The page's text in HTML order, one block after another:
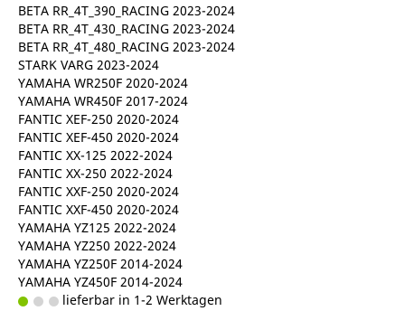
BETA RR_4T_390_RACING 2023-2024
BETA RR_4T_430_RACING 2023-2024
BETA RR_4T_480_RACING 2023-2024
STARK VARG 2023-2024
YAMAHA WR250F 2020-2024
YAMAHA WR450F 2017-2024
FANTIC XEF-250 2020-2024
FANTIC XEF-450 2020-2024
FANTIC XX-125 2022-2024
FANTIC XX-250 2022-2024
FANTIC XXF-250 2020-2024
FANTIC XXF-450 2020-2024
YAMAHA YZ125 2022-2024
YAMAHA YZ250 2022-2024
YAMAHA YZ250F 2014-2024
YAMAHA YZ450F 2014-2024
lieferbar in 1-2 Werktagen